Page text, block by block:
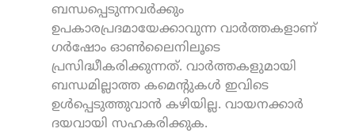
ബന്ധപ്പെടുന്നവർക്കും
ഉപകാരപ്രദമായേക്കാവുന്ന വാർത്തകളാണ്
ഗർഷോം ഓൺലൈനിലൂടെ
പ്രസിദ്ധീകരിക്കുന്നത്. വാർത്തകളുമായി
ബന്ധമില്ലാത്ത കമെന്റുകൾ ഇവിടെ
ഉൾപ്പെടുത്തുവാൻ കഴിയില്ല. വായനക്കാർ
ദയവായി സഹകരിക്കുക.